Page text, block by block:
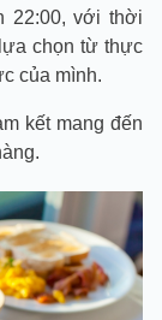
22:00, với thời
chọn từ thực
của mình.
kết mang đến